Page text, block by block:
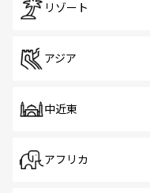
リゾート
アジア
中近東
アフリカ